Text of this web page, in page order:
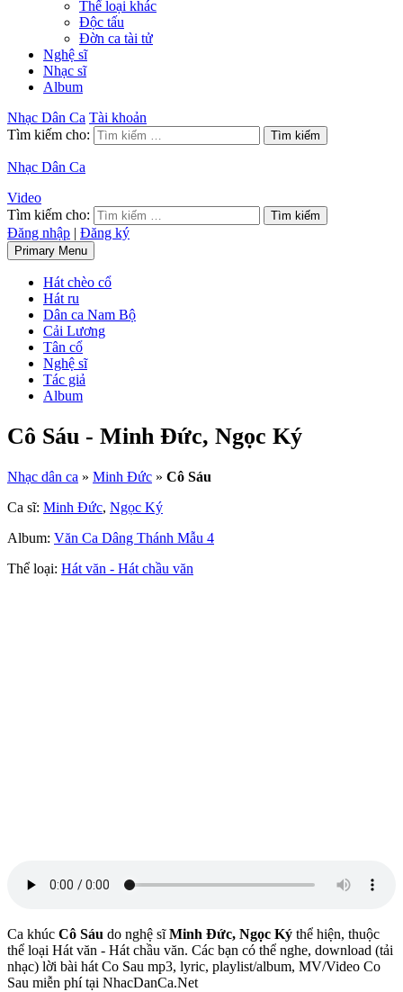
Thể loại khác
Độc tấu
Đờn ca tài tử
Nghệ sĩ
Nhạc sĩ
Album
Nhạc Dân Ca Tài khoản
Tìm kiếm cho:
Nhạc Dân Ca
Video
Tìm kiếm cho:
Đăng nhập | Đăng ký
Primary Menu
Hát chèo cổ
Hát ru
Dân ca Nam Bộ
Cải Lương
Tân cổ
Nghệ sĩ
Tác giả
Album
Cô Sáu - Minh Đức, Ngọc Ký
Nhạc dân ca » Minh Đức » Cô Sáu
Ca sĩ: Minh Đức, Ngọc Ký
Album: Văn Ca Dâng Thánh Mẫu 4
Thể loại: Hát văn - Hát chầu văn
Ca khúc Cô Sáu do nghệ sĩMinh Đức, Ngọc Ký thể hiện, thuộc
thể loại Hát văn - Hát chầu văn. Các bạn có thể nghe, download (tải
nhạc) lời bài hát Co Sau mp3, lyric, playlist/album, MV/Video Co
Sau miễn phí tại NhacDanCa.Net